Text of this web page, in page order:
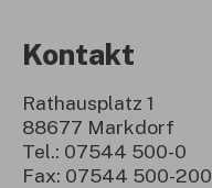
Kontakt
Rathausplatz 1
88677 Markdorf
Tel.: 07544 500-0
Fax: 07544 500-200